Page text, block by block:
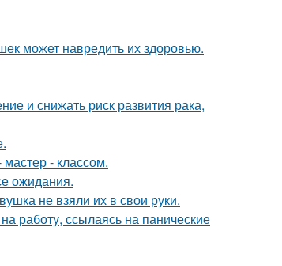
может навредить их здоровью.
и снижать риск развития рака,
- классом.
ожидания.
не взяли их в свои руки.
работу, ссылаясь на панические